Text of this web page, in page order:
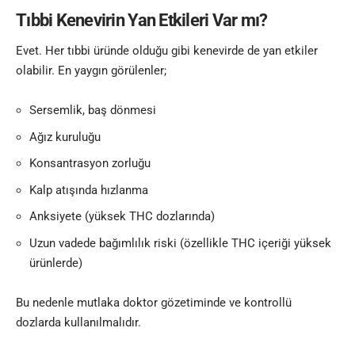
Tıbbi Kenevirin Yan Etkileri Var mı?
Evet. Her tıbbi üründe olduğu gibi kenevirde de yan etkiler
olabilir. En yaygın görülenler;
Sersemlik, baş dönmesi
Ağız kuruluğu
Konsantrasyon zorluğu
Kalp atışında hızlanma
Anksiyete (yüksek THC dozlarında)
Uzun vadede bağımlılık riski (özellikle THC içeriği yüksek
ürünlerde)
Bu nedenle mutlaka doktor gözetiminde ve kontrollü
dozlarda kullanılmalıdır.